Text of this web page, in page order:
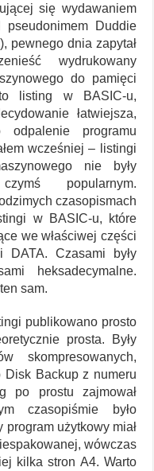
się wydawaniem
Duddie
pewnego dnia zapytał
wydrukowany
do pamięci
listing w BASIC-u,
łatwiejsza,
programu
wcześniej – listingi
nie były
popularnym.
czasopismach
w BASIC-u, które
we właściwej części
Czasami były
heksadecymalne.
sam.
publikowano prosto
prosta. Były
skompresowanych,
Disk Backup z numeru
po prostu zajmował
czasopiśmie było
użytkowy miał
wówczas
kilka stron A4. Warto